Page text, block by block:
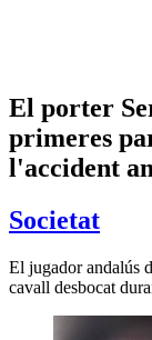
El porter
primeres
l'accident
Societat
El jugador andalús
cavall desbocat